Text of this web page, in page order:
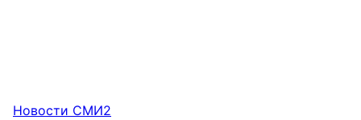
Новости СМИ2